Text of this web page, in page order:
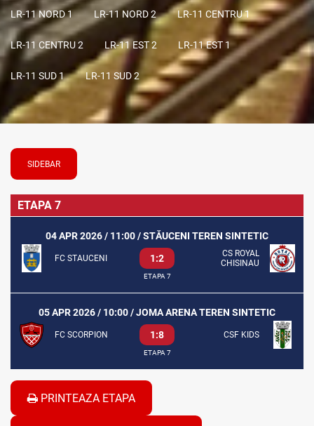
LR-11 NORD 1 LR-11 NORD 2 LR-11 CENTRU 1
LR-11 CENTRU 2 LR-11 EST 2 LR-11 EST 1
LR-11 SUD 1 LR-11 SUD 2
SIDEBAR
ETAPA 7
04 APR 2026 / 11:00 / STĂUCENI TEREN SINTETIC
FC STAUCENI 1:2
CS ROYAL
CHISINAU
ETAPA 7
05 APR 2026 / 10:00 / JOMA ARENA TEREN SINTETIC
FC SCORPION 1:8 CSF KIDS
ETAPA 7
PRINTEAZA ETAPA